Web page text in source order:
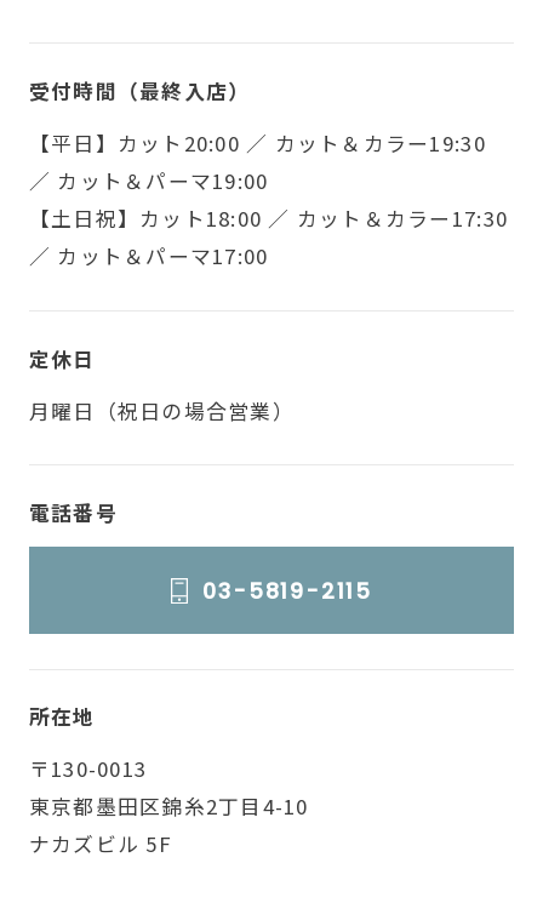
受付時間（最終入店）
【平日】カット20:00 ／ カット＆カラー19:30
／ カット＆パーマ19:00
【土日祝】カット18:00 ／ カット＆カラー17:30
／ カット＆パーマ17:00
定休日
月曜日（祝日の場合営業）
電話番号
03-5819-2115
所在地
〒130-0013
東京都墨田区錦糸2丁目4-10
ナカズビル 5F